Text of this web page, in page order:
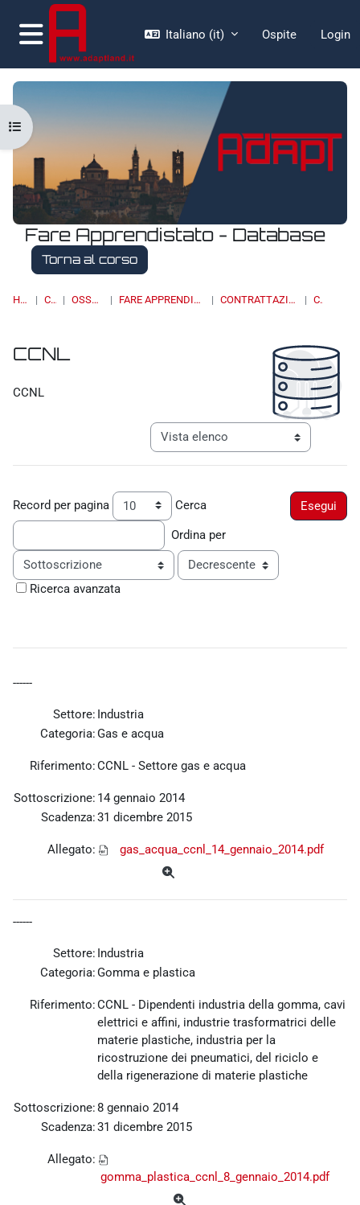
Vai al contenuto principale
Pannello laterale
Italiano ‎(it)‎ Ospite Login
Fare Apprendistato - Database
Torna al corso
HOME CORSI OSSERVATORI FARE APPRENDISTATO - DATABASE CONTRATTAZIONE COLLETTIVA CCNL
Apri indice del corso
CCNL
CCNL
Navigazione terziaria modalità
Record per pagina Cerca
Ordina per
Ordine
Ricerca avanzata
------
Settore: Industria
Categoria:Gas e acqua
Riferimento:CCNL - Settore gas e acqua
Sottoscrizione: 14 gennaio 2014
Scadenza:31 dicembre 2015
Allegato: gas_acqua_ccnl_14_gennaio_2014.pdf
------
Settore: Industria
Categoria:Gomma e plastica
Riferimento:CCNL - Dipendenti industria della gomma, cavi
elettrici e affini, industrie trasformatrici delle
materie plastiche, industria per la
ricostruzione dei pneumatici, del riciclo e
della rigenerazione di materie plastiche
Sottoscrizione:8 gennaio 2014
Scadenza:31 dicembre 2015
Allegato:
gomma_plastica_ccnl_8_gennaio_2014.pdf